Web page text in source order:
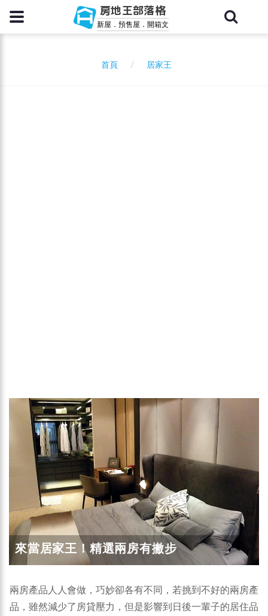
房地王部落格
新屋．預售屋．開箱文
首頁 居家王
來當居家王！精選兩房有撇步
兩房產品人人會做，巧妙卻各有不同，若挑到不好的兩房產
品，雖然減少了房貸壓力，但是影響到日後一輩子的居住品